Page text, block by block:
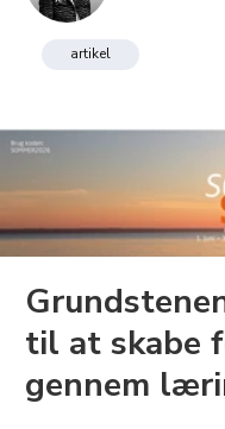
artikel
til at skabe
gennem